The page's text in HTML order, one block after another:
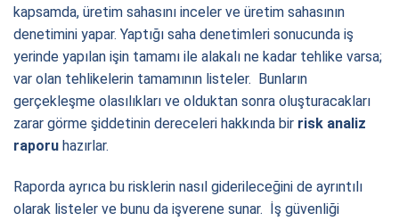
kapsamda, üretim sahasını inceler ve üretim sahasının
denetimini yapar. Yaptığı saha denetimleri sonucunda iş
yerinde yapılan işin tamamı ile alakalı ne kadar tehlike varsa;
var olan tehlikelerin tamamının listeler. Bunların
gerçekleşme olasılıkları ve olduktan sonra oluşturacakları
zarar görme şiddetinin dereceleri hakkında bir risk analiz
raporu hazırlar.
Raporda ayrıca bu risklerin nasıl giderileceğini de ayrıntılı
olarak listeler ve bunu da işverene sunar. İş güvenliği